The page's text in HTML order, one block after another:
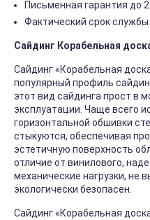
Письменная гарантия до
Фактический срок службы
Сайдинг Корабельная
Сайдинг «Корабельная
популярный профиль
этот вид сайдинга прост в
эксплуатации. Чаще всего
горизонтальной обшивки
стыкуются, обеспечивая
эстетичную поверхность
отличие от винилового,
механические нагрузки, не
экологически безопасен.
Сайдинг «Корабельная